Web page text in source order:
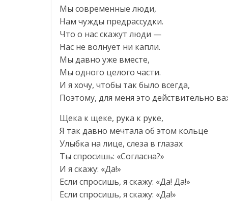
Мы современные люди,
Нам чужды предрассудки.
Что о нас скажут люди —
Нас не волнует ни капли.
Мы давно уже вместе,
Мы одного целого части.
И я хочу, чтобы так было всегда,
Поэтому, для меня это действительно
Щека к щеке, рука к руке,
Я так давно мечтала об этом кольце
Улыбка на лице, слеза в глазах
Ты спросишь: «Согласна?»
И я скажу: «Да!»
Если спросишь, я скажу: «Да! Да!»
Если спросишь, я скажу: «Да!»